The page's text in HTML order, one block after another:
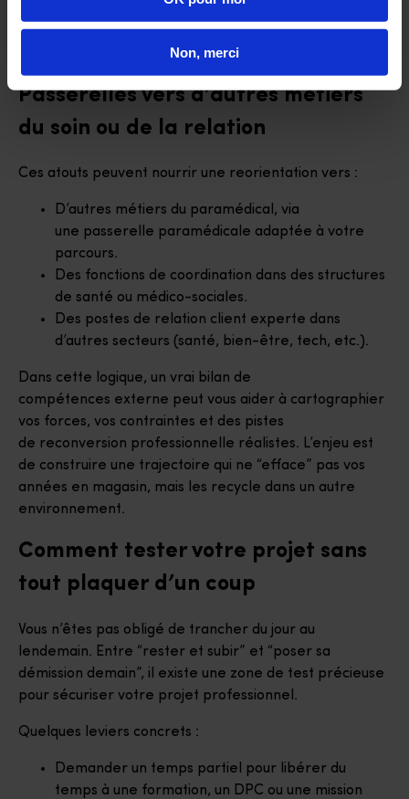
Non, merci
Des réflexes de rigueur et de traçabilité
(dossiers, ordonnance optique, normes, sécurité).
Passerelles vers d’autres métiers
du soin ou de la relation
Ces atouts peuvent nourrir une reorientation vers :
D’autres métiers du paramédical, via
une passerelle paramédicale adaptée à votre
parcours.
Des fonctions de coordination dans des structures
de santé ou médico-sociales.
Des postes de relation client experte dans
d’autres secteurs (santé, bien-être, tech, etc.).
Dans cette logique, un vrai bilan de
compétences externe peut vous aider à cartographier
vos forces, vos contraintes et des pistes
de reconversion professionnelle réalistes. L’enjeu est
de construire une trajectoire qui ne “efface” pas vos
années en magasin, mais les recycle dans un autre
environnement.
Comment tester votre projet sans
tout plaquer d’un coup
Vous n’êtes pas obligé de trancher du jour au
lendemain. Entre “rester et subir” et “poser sa
démission demain”, il existe une zone de test précieuse
pour sécuriser votre projet professionnel.
Quelques leviers concrets :
Demander un temps partiel pour libérer du
temps à une formation, un DPC ou une mission